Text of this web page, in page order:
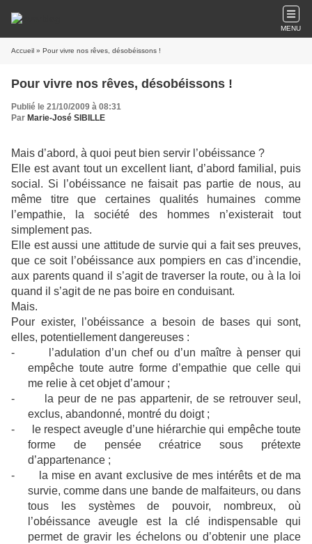
MENU
Accueil » Pour vivre nos rêves, désobéissons !
Pour vivre nos rêves, désobéissons !
Publié le 21/10/2009 à 08:31
Par Marie-José SIBILLE
Mais d’abord, à quoi peut bien servir l’obéissance ?
Elle est avant tout un excellent liant, d’abord familial, puis
social. Si l’obéissance ne faisait pas partie de nous, au
même titre que certaines qualités humaines comme
l’empathie, la société des hommes n’existerait tout
simplement pas.
Elle est aussi une attitude de survie qui a fait ses preuves,
que ce soit l’obéissance aux pompiers en cas d’incendie,
aux parents quand il s’agit de traverser la route, ou à la loi
quand il s’agit de ne pas boire en conduisant.
Mais.
Pour exister, l’obéissance a besoin de bases qui sont,
elles, potentiellement dangereuses :
-
l’adulation d’un chef ou d’un maître à penser qui
empêche toute autre forme d’empathie que celle qui
me relie à cet objet d’amour ;
-
la peur de ne pas appartenir, de se retrouver seul,
exclus, abandonné, montré du doigt ;
-
le respect aveugle d’une hiérarchie qui empêche toute
forme de pensée créatrice sous prétexte
d’appartenance ;
-
la mise en avant exclusive de mes intérêts et de ma
survie, comme dans une bande de malfaiteurs, ou dans
tous les systèmes de pouvoir, nombreux, où
l’obéissance aveugle est la clé indispensable qui
permet de gravir les échelons ou d’obtenir une place